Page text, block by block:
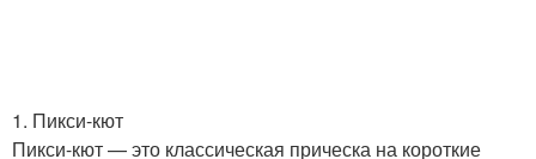
1. Пикси-кют
Пикси-кют — это классическая прическа на короткие